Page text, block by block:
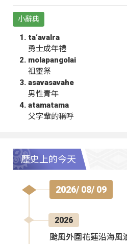
小辭典
ta‘avalra
勇士成年禮
molapangolai
祖靈祭
asavasavahe
男性青年
atamatama
父字輩的稱呼
歷史上的今天
2026/ 08/ 09
2026
颱風外圍花蓮沿海風